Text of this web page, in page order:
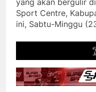
Sport Centre,
ini, Sabtu-Minggu